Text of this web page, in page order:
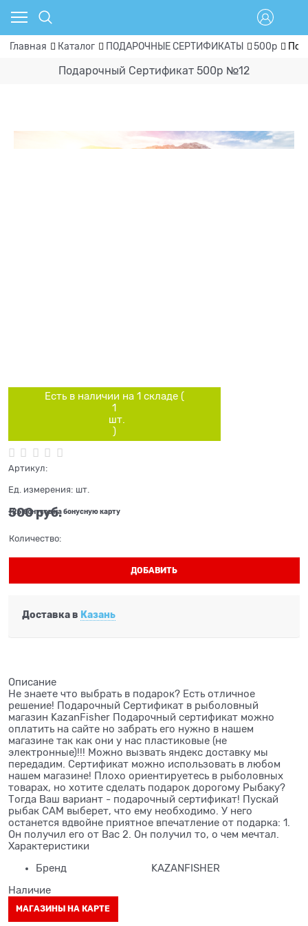
Главная Каталог ПОДАРОЧНЫЕ СЕРТИФИКАТЫ 500р
Подарочный Сертификат 500р №12
Есть в наличии на 1 складe (
1
шт.
)
Артикул:
Ед. измерения: шт.
500 руб.
+25 бонусов на бонусную карту
Количество:
ДОБАВИТЬ
Доставка в Казань
Описание
Не знаете что выбрать в подарок? Есть отличное
решение! Подарочный Сертификат в рыболовный
магазин KazanFisher Подарочный сертификат можно
оплатить на сайте но забрать его нужно в нашем
магазине так как они у нас пластиковые (не
электронные)!!! Можно вызвать яндекс доставку мы
передадим. Сертификат можно использовать в любом
нашем магазине! Плохо ориентируетесь в рыболовных
товарах, но хотите сделать подарок дорогому Рыбаку?
Тогда Ваш вариант - подарочный сертификат! Пускай
рыбак САМ выберет, что ему необходимо. У него
останется вдвойне приятное впечатление от подарка: 1.
Он получил его от Вас 2. Он получил то, о чем мечтал.
Характеристики
Бренд
KAZANFISHER
Наличие
МАГАЗИНЫ НА КАРТЕ